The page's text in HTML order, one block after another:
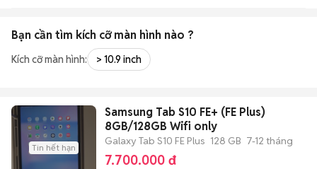
Bạn cần tìm kích cỡ màn hình nào ?
Kích cỡ màn hình: > 10.9 inch
Tin hết hạn
Samsung Tab S10 FE+ (FE Plus)
8GB/128GB Wifi only
Galaxy Tab S10 FE Plus 128 GB 7-12 tháng
7.700.000 đ